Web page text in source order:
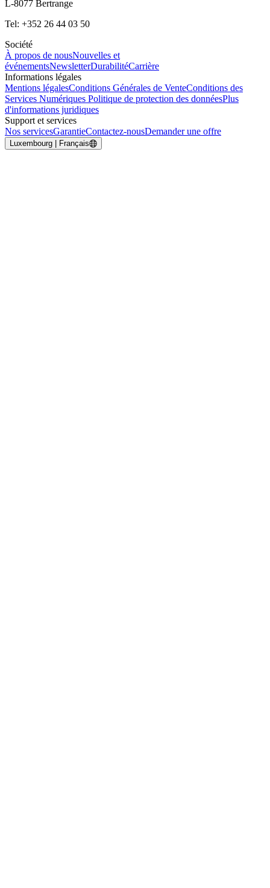
L-8077 Bertrange
Tel: +352 26 44 03 50
Société
À propos de nousNouvelles et
événementsNewsletterDurabilitéCarrière
Informations légales
Mentions légalesConditions Générales de VenteConditions des
Services Numériques Politique de protection des donnéesPlus
d'informations juridiques
Support et services
Nos servicesGarantieContactez-nousDemander une offre
Luxembourg | Français